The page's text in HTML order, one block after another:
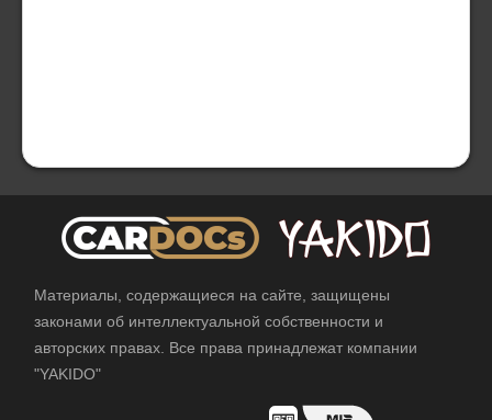
Материалы, содержащиеся на сайте, защищены
законами об интеллектуальной собственности и
авторских правах. Все права принадлежат компании
"YAKIDO"